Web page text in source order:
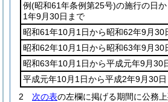
例(昭和61年条例第25号)の施行の日
1年9月30日まで
昭和61年10月1日から昭和62年9月30
昭和62年10月1日から昭和63年9月30
昭和63年10月1日から平成元年9月30
平成元年10月1日から平成2年9月30
2
次の表の左欄に掲げる期間に公務